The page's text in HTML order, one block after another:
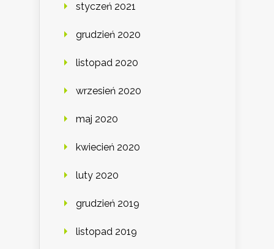
styczeń 2021
grudzień 2020
listopad 2020
wrzesień 2020
maj 2020
kwiecień 2020
luty 2020
grudzień 2019
listopad 2019